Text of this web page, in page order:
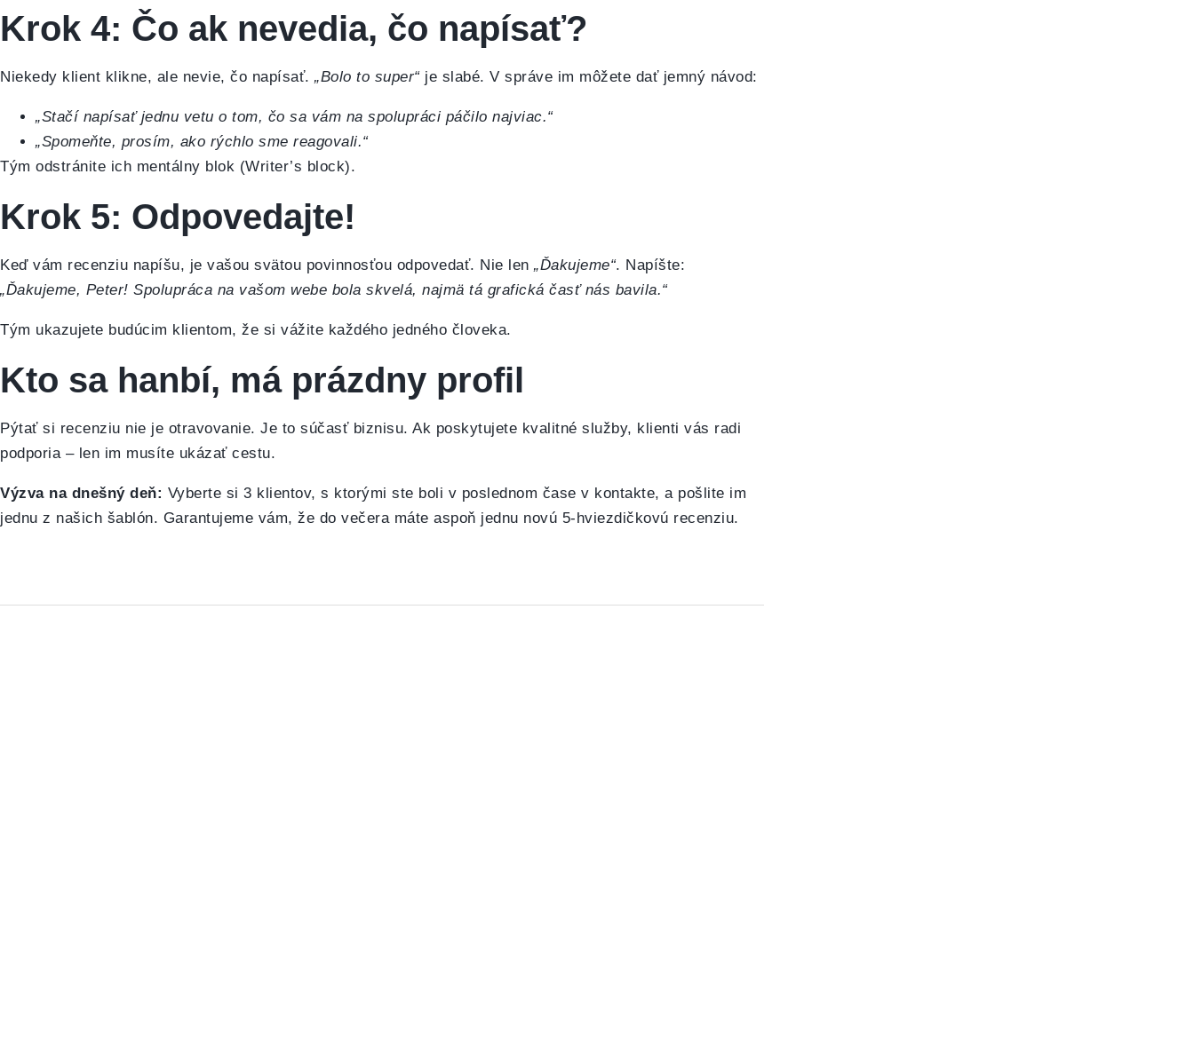
Krok 4: Čo ak nevedia, čo napísať?
Niekedy klient klikne, ale nevie, čo napísať. „Bolo to super“ je slabé. V správe im môžete dať jemný návod:
„Stačí napísať jednu vetu o tom, čo sa vám na spolupráci páčilo najviac.“
„Spomeňte, prosím, ako rýchlo sme reagovali.“
Tým odstránite ich mentálny blok (Writer’s block).
Krok 5: Odpovedajte!
Keď vám recenziu napíšu, je vašou svätou povinnosťou odpovedať. Nie len „Ďakujeme“. Napíšte:
„Ďakujeme, Peter! Spolupráca na vašom webe bola skvelá, najmä tá grafická časť nás bavila.“
Tým ukazujete budúcim klientom, že si vážite každého jedného človeka.
Kto sa hanbí, má prázdny profil
Pýtať si recenziu nie je otravovanie. Je to súčasť biznisu. Ak poskytujete kvalitné služby, klienti vás radi
podporia – len im musíte ukázať cestu.
Výzva na dnešný deň: Vyberte si 3 klientov, s ktorými ste boli v poslednom čase v kontakte, a pošlite im
jednu z našich šablón. Garantujeme vám, že do večera máte aspoň jednu novú 5-hviezdičkovú recenziu.